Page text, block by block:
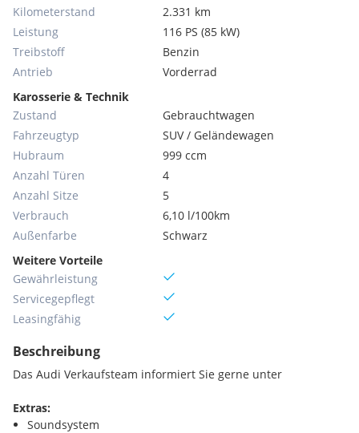
Kilometerstand
2.331 km
Leistung
116 PS (85 kW)
Treibstoff
Benzin
Antrieb
Vorderrad
Karosserie & Technik
Zustand
Gebrauchtwagen
Fahrzeugtyp
SUV / Geländewagen
Hubraum
999 ccm
Anzahl Türen
4
Anzahl Sitze
5
Verbrauch
6,10 l/100km
Außenfarbe
Schwarz
Weitere Vorteile
Gewährleistung
Servicegepflegt
Leasingfähig
Beschreibung
Das Audi Verkaufsteam informiert Sie gerne unter
Extras:
Soundsystem